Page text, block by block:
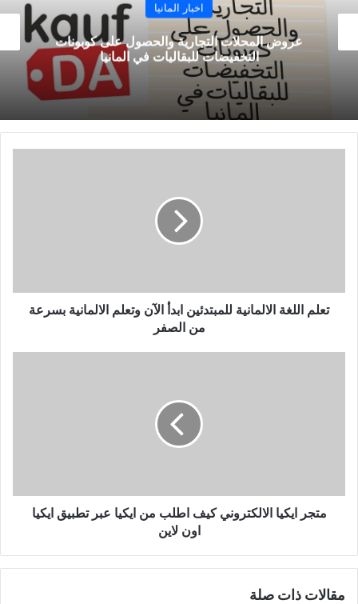
اخبار المانيا
معرفة اماكن ركوب الدراجة في المانيا وأهم
مسارات الدراجات الهوائية
بسرعة
تعلم اللغة الالمانية للمبتدئين ابدأ الآن وتعلم الالمانية بسرعة
من الصفر
تطبيق
متجر ايكيا الالكتروني كيف اطلب من ايكيا عبر تطبيق ايكيا
اون لاين
مقالات ذات صلة